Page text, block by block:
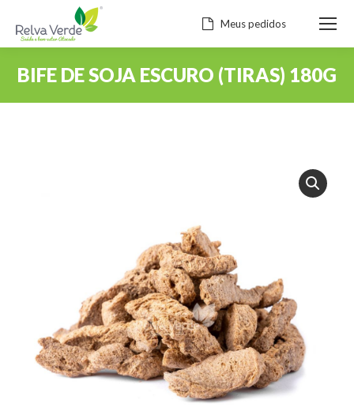
Meus pedidos
BIFE DE SOJA ESCURO (TIRAS) 180G